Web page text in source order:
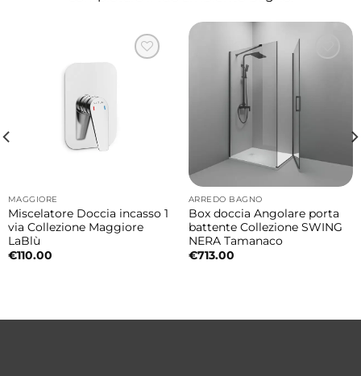
Installazione sospesa o da appoggio
Il lavabo può essere installato sia in
configurazione sospesa sia da appoggio
offrendo massima libertà progettuale. La
versione sospesa dona leggerezza visiva
all’ambiente e facilita la pulizia del
pavimento, mentre quella da appoggio
valorizza il lavabo come elemento
protagonista della composizione bagno.
Il lavabo è predisposto con due fori per
MAGGIORE
Miscelatore Doccia incasso 1
via Collezione Maggiore
LaBlù
€110.00
ARREDO BAGNO
Box doccia Angolare porta
battente Collezione SWING
NERA Tamanaco
€713.00